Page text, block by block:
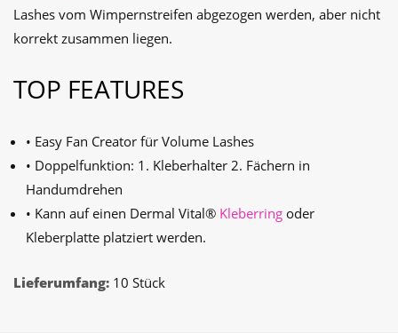
Lashes vom Wimpernstreifen abgezogen werden, aber nicht
korrekt zusammen liegen.
TOP FEATURES
• Easy Fan Creator für Volume Lashes
• Doppelfunktion: 1. Kleberhalter 2. Fächern in
Handumdrehen
• Kann auf einen Dermal Vital® Kleberring oder
Kleberplatte platziert werden.
Lieferumfang: 10 Stück